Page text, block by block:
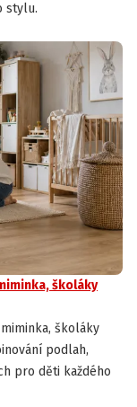
stylu.
školáky
školáky
podlah,
pro děti každého